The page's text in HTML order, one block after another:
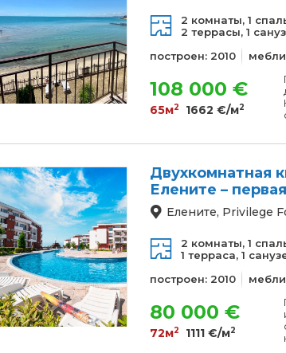
2 комнаты, 1
2 террасы, 1
построен: 2010
108 000 €
65м2 1662 €/м2
Двухкомнатная
Елените –
Елените, Privilege
2 комнаты, 1
1 терраса, 1
построен: 2010
80 000 €
72м2 1111 €/м2